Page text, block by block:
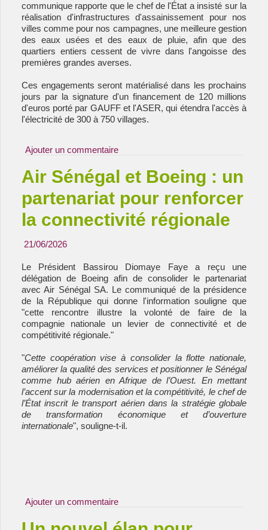
communique rapporte que le chef de l'État a insisté sur la
réalisation d'infrastructures d'assainissement pour nos
villes comme pour nos campagnes, une meilleure gestion
des eaux usées et des eaux de pluie, afin que des
quartiers entiers cessent de vivre dans l'angoisse des
premières grandes averses.
Ces engagements seront matérialisé dans les prochains
jours par la signature d'un financement de 120 millions
d'euros porté par GAUFF et l'ASER, qui étendra l'accès à
l'électricité de 300 à 750 villages.
Ajouter un commentaire
Air Sénégal et Boeing : un
partenariat pour renforcer
la connectivité régionale
21/06/2026
Le Président Bassirou Diomaye Faye a reçu une
délégation de Boeing afin de consolider le partenariat
avec Air Sénégal SA. Le communiqué de la présidence
de la République qui donne l'information souligne que
"cette rencontre illustre la volonté de faire de la
compagnie nationale un levier de connectivité et de
compétitivité régionale."
"Cette coopération vise à consolider la flotte nationale,
améliorer la qualité des services et positionner le Sénégal
comme hub aérien en Afrique de l’Ouest. En mettant
l’accent sur la modernisation et la compétitivité, le chef de
l’État inscrit le transport aérien dans la stratégie globale
de transformation économique et d’ouverture
internationale", souligne-t-il.
Ajouter un commentaire